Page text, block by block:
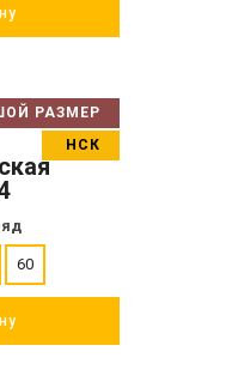
РАЗМЕР
НСК
60